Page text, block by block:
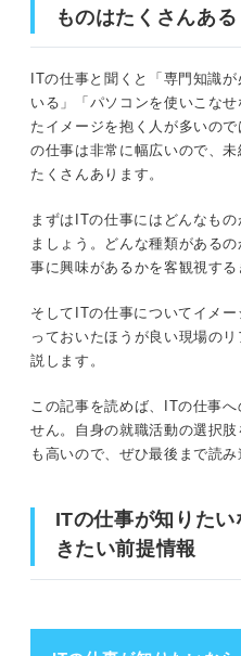
ITコンサルタ
ITの仕事を一挙紹
データアナリ
データサイ
ITの仕事を一挙紹
ヘルプデスク
①業界の将
③手に職を
い
④比較的自
ものはたくさんある
ITの仕事と聞くと「専門知識
いる」「パソコンを使いこな
たイメージを抱く人が多いの
の仕事は非常に幅広いので、
たくさんあります。
まずはITの仕事にはどんなも
ましょう。どんな種類がある
事に興味があるかを客観視する
そしてITの仕事についてイメ
っておいたほうが良い現場の
説します。
この記事を読めば、ITの仕事
せん。自身の就職活動の選択
も高いので、ぜひ最後まで読み
ITの仕事が知りた
きたい前提情報
完全無料！ 転職サポート
ITの仕事は実は幅広い！
んある
ITの仕事が知りたいなら
業界：大きく5つに分けられ
ビジネスモデル：2つに分類
学歴：文系・理系は関係な
完全無料！ 転職サポート
IT業界の代表的な仕事